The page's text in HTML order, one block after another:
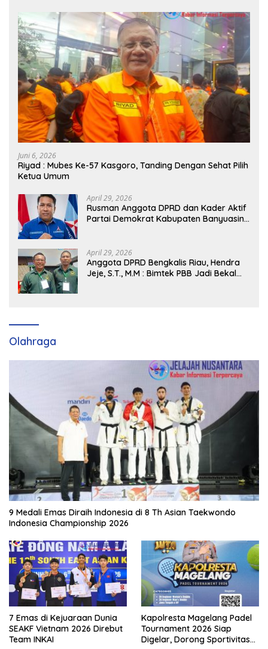
Juni 6, 2026
Riyad : Mubes Ke-57 Kasgoro, Tanding Dengan Sehat Pilih
Ketua Umum
April 29, 2026
Rusman Anggota DPRD dan Kader Aktif
Partai Demokrat Kabupaten Banyuasin
April 29, 2026
Anggota DPRD Bengkalis Riau, Hendra
Jeje, S.T., M.M : Bimtek PBB Jadi Bekal
Olahraga
9 Medali Emas Diraih Indonesia di 8 Th Asian Taekwondo
Indonesia Championship 2026
7 Emas di Kejuaraan Dunia
SEAKF Vietnam 2026 Direbut
Team INKAI
Kapolresta Magelang Padel
Tournament 2026 Siap
Digelar, Dorong Sportivitas